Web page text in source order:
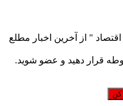
" از آخرین اخبار مطلع
قرار دهید و عضو شوید.